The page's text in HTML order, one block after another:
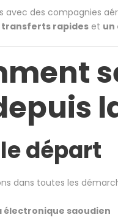
avec des compagnies
transferts rapides et un
départ
dans toutes les
électronique saoudien